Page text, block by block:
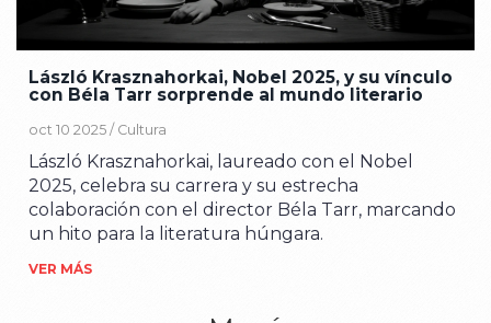
László Krasznahorkai, Nobel 2025, y su vínculo
con Béla Tarr sorprende al mundo literario
oct 10 2025 / Cultura
László Krasznahorkai, laureado con el Nobel
2025, celebra su carrera y su estrecha
colaboración con el director Béla Tarr, marcando
un hito para la literatura húngara.
VER MÁS